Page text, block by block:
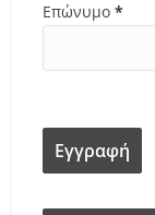
Επώνυμο *